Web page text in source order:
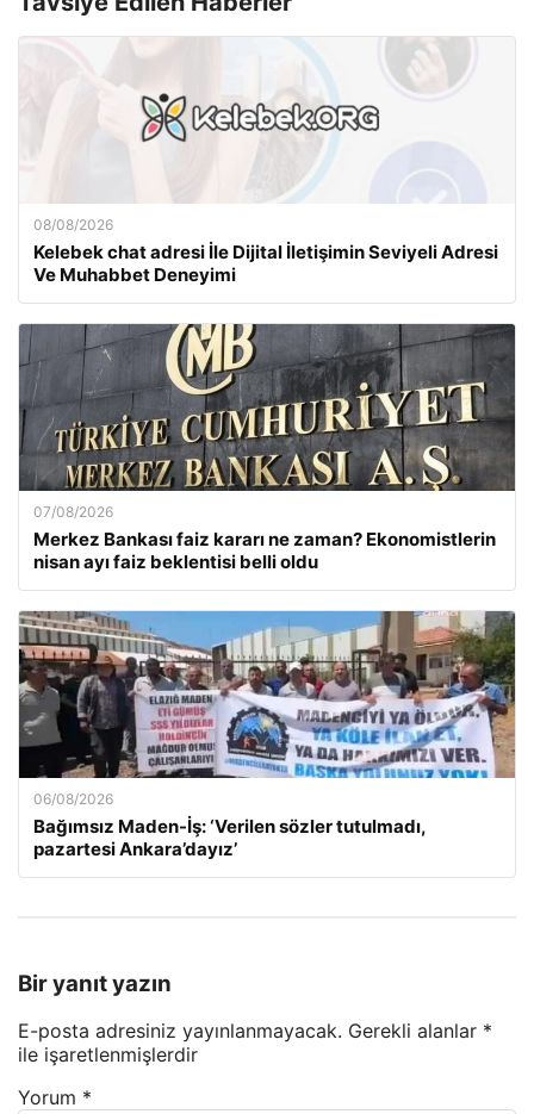
08/08/2026
Kelebek chat adresi İle Dijital İletişimin Seviyeli Adresi
Ve Muhabbet Deneyimi
07/08/2026
Merkez Bankası faiz kararı ne zaman? Ekonomistlerin
nisan ayı faiz beklentisi belli oldu
06/08/2026
Bağımsız Maden-İş: ‘Verilen sözler tutulmadı,
pazartesi Ankara’dayız’
Bir yanıt yazın
E-posta adresiniz yayınlanmayacak. Gerekli alanlar *
ile işaretlenmişlerdir
Yorum *